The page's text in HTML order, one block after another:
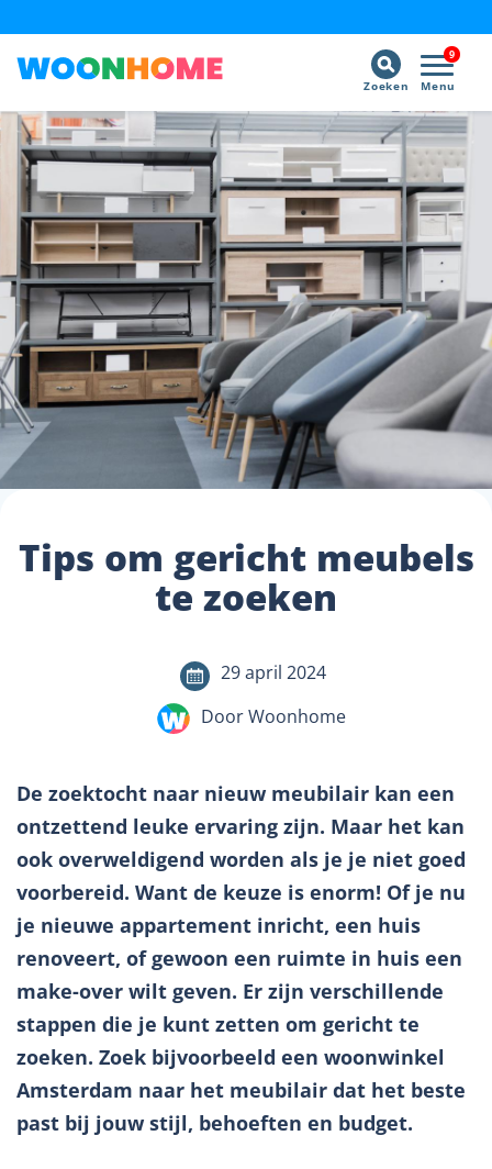
9
Menu
Zoeken
Tips om gericht meubels
te zoeken
29 april 2024
Door Woonhome
De zoektocht naar nieuw meubilair kan een
ontzettend leuke ervaring zijn. Maar het kan
ook overweldigend worden als je je niet goed
voorbereid. Want de keuze is enorm! Of je nu
je nieuwe appartement inricht, een huis
renoveert, of gewoon een ruimte in huis een
make-over wilt geven. Er zijn verschillende
stappen die je kunt zetten om gericht te
zoeken. Zoek bijvoorbeeld een woonwinkel
Amsterdam naar het meubilair dat het beste
past bij jouw stijl, behoeften en budget.